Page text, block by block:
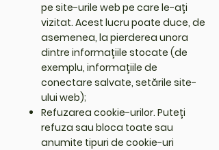
pe site-urile web pe care le-ați
vizitat. Acest lucru poate duce, de
asemenea, la pierderea unora
dintre informațiile stocate (de
exemplu, informațiile de
conectare salvate, setările site-
ului web);
Refuzarea cookie-urilor. Puteți
refuza sau bloca toate sau
anumite tipuri de cookie-uri